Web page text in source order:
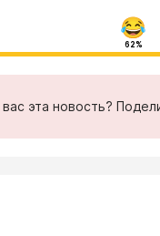
62%
эта новость?